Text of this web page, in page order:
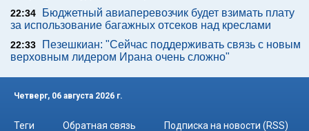
22:34
Бюджетный авиаперевозчик будет взимать плату
за использование багажных отсеков над креслами
22:33
Пезешкиан: "Сейчас поддерживать связь с новым
верховным лидером Ирана очень сложно"
Четверг, 06 августа 2026 г.
Теги Обратная связь Подписка на новости (RSS)